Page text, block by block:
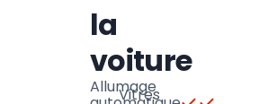
la
voiture
Allumage
Vitres